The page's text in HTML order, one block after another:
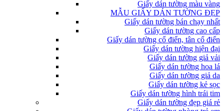
Giấy dán tường màu vàng
MẪU GIẤY DÁN TƯỜNG ĐẸP
Giấy dán tường bán chạy nhất
Giấy dán tường cao cấp
Giấy dán tường cổ điển, tân cổ điển
Giấy dán tường hiện đại
Giấy dán tường giả vải
Giấy dán tường hoa lá
Giấy dán tường giả da
Giấy dán tường kẻ sọc
Giấy dán tường hình trái tim
Giấy dán tường đẹp giá rẻ